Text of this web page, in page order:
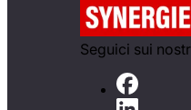
Seguici sui